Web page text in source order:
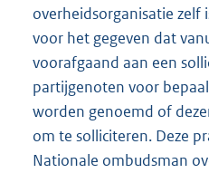
overheidsorganisatie zelf
voor het gegeven dat
voorafgaand aan een
partijgenoten voor
worden genoemd of
om te solliciteren. Deze
Nationale ombudsman